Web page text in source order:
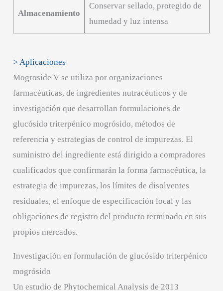
Almacenamiento
Conservar sellado, protegido de
humedad y luz intensa
> Aplicaciones
Mogroside V se utiliza por organizaciones
farmacéuticas, de ingredientes nutracéuticos y de
investigación que desarrollan formulaciones de
glucósido triterpénico mogrósido, métodos de
referencia y estrategias de control de impurezas. El
suministro del ingrediente está dirigido a compradores
cualificados que confirmarán la forma farmacéutica, la
estrategia de impurezas, los límites de disolventes
residuales, el enfoque de especificación local y las
obligaciones de registro del producto terminado en sus
propios mercados.
Investigación en formulación de glucósido triterpénico
mogrósido
Un estudio de Phytochemical Analysis de 2013